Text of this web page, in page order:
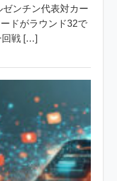
ンチン代表対カー
ドがラウンド32で
回戦 […]